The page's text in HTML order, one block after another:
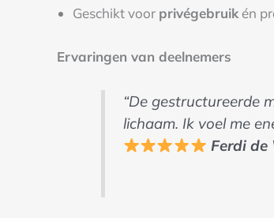
Geschikt voor privégebruik én
Ervaringen van deelnemers
“De gestructureerde
lichaam. Ik voel me
Ferdi de